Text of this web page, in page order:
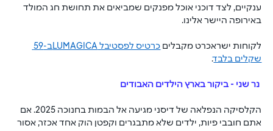
ענקיים, לצד דוכני אוכל מפנקים שמביאים את תחושת חג המולד
באירופה היישר אלינו.
לקוחות ישראכרט מקבלים כרטיס לפסטיבל LUMAGICA
ב-59
שקלים בלבד.
נר שני - ביקור בארץ הילדים האבודים
הקלסיקה הנפלאה של דיסני מגיעה אל הבמות בחנוכה 2025. אם
אתם חובבי פיות, ילדים שלא מתבגרים וקפטן הוק אחד אכזר, אסור